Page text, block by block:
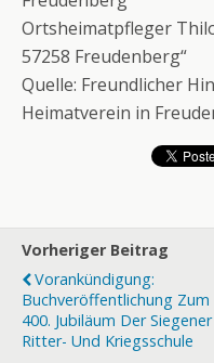
Ortsheimatpfleger
57258 Freudenberg“
Quelle: Freundlicher
Heimatverein in
Vorheriger Beitrag
Vorankündigung:
Buchveröffentlichung Zum
400. Jubiläum Der Siegener
Ritter- Und Kriegsschule